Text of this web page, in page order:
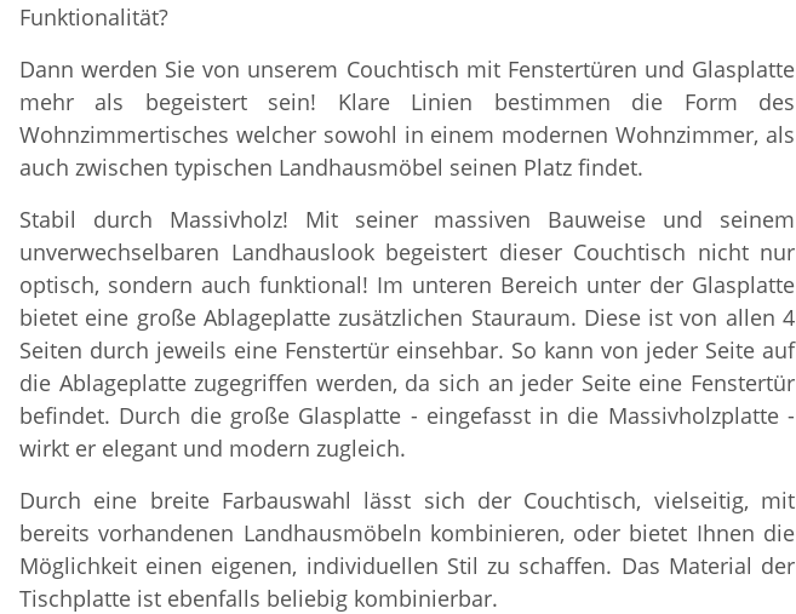
Funktionalität?
Dann werden Sie von unserem Couchtisch mit Fenstertüren und Glasplatte
mehr als begeistert sein! Klare Linien bestimmen die Form des
Wohnzimmertisches welcher sowohl in einem modernen Wohnzimmer, als
auch zwischen typischen Landhausmöbel seinen Platz findet.
Stabil durch Massivholz! Mit seiner massiven Bauweise und seinem
unverwechselbaren Landhauslook begeistert dieser Couchtisch nicht nur
optisch, sondern auch funktional! Im unteren Bereich unter der Glasplatte
bietet eine große Ablageplatte zusätzlichen Stauraum. Diese ist von allen 4
Seiten durch jeweils eine Fenstertür einsehbar. So kann von jeder Seite auf
die Ablageplatte zugegriffen werden, da sich an jeder Seite eine Fenstertür
befindet. Durch die große Glasplatte - eingefasst in die Massivholzplatte -
wirkt er elegant und modern zugleich.
Durch eine breite Farbauswahl lässt sich der Couchtisch, vielseitig, mit
bereits vorhandenen Landhausmöbeln kombinieren, oder bietet Ihnen die
Möglichkeit einen eigenen, individuellen Stil zu schaffen. Das Material der
Tischplatte ist ebenfalls beliebig kombinierbar.